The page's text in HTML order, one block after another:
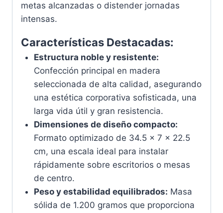
metas alcanzadas o distender jornadas
intensas.
Características Destacadas:
Estructura noble y resistente:
Confección principal en madera
seleccionada de alta calidad, asegurando
una estética corporativa sofisticada, una
larga vida útil y gran resistencia.
Dimensiones de diseño compacto:
Formato optimizado de 34.5 x 7 x 22.5
cm, una escala ideal para instalar
rápidamente sobre escritorios o mesas
de centro.
Peso y estabilidad equilibrados: Masa
sólida de 1.200 gramos que proporciona